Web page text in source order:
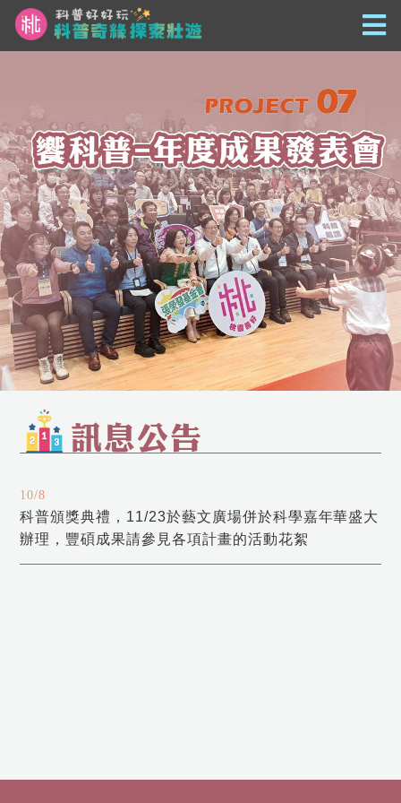
10/8
科普頒獎典禮，11/23於藝文廣場併於科學嘉年華盛大
辦理，豐碩成果請參見各項計畫的活動花絮